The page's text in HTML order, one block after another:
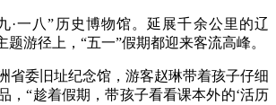
八”历史博物馆。延展千余公里的辽
题游径上，“五一”假期都迎来客流高峰。
委旧址纪念馆，游客赵琳带着孩子仔细
，“趁着假期，带孩子看看课本外的‘活历